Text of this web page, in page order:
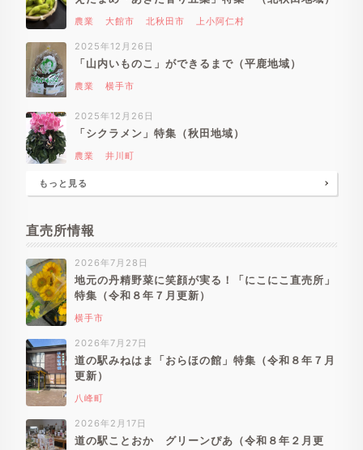
農業 大館市 北秋田市 上小阿仁村
2025年12月26日
「山内いものこ」ができるまで（平鹿地域）
農業 横手市
2025年12月26日
「シクラメン」特集（秋田地域）
農業 井川町
もっと見る
直売所情報
2026年7月28日
地元の丹精野菜に笑顔が実る！「にこにこ直売所」
特集（令和８年７月更新）
横手市
2026年7月27日
道の駅みねはま「おらほの館」特集（令和８年７月
更新）
八峰町
2026年2月17日
道の駅ことおか グリーンぴあ（令和８年２月更